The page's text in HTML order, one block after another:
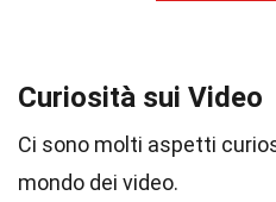
Curiosità sui Video
Ci sono molti aspetti
mondo dei video.